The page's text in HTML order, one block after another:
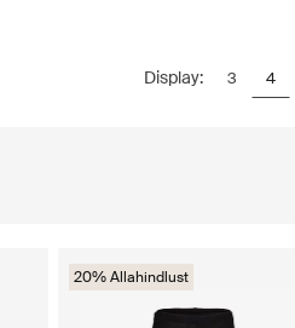
Display: 3 4
20% Allahindlust